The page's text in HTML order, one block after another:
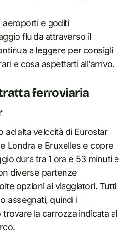
aeroporti e goditi
fluida attraverso il
a leggere per consigli
e cosa aspettarti all’arrivo.
ferroviaria
ad alta velocità di Eurostar
Londra e Bruxelles e copre
dura tra 1 ora e 53 minuti e
diverse partenze
opzioni ai viaggiatori. Tutti
assegnati, quindi i
la carrozza indicata al